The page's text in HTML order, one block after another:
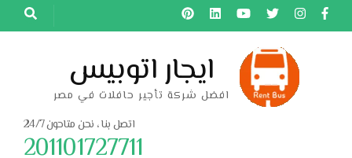
تخطى
إلى
ايجار اتوبيس
افضل شركة تأجير حافلات في مصر
اتصل بنا ، نحن متاحون 24/7
201101727711